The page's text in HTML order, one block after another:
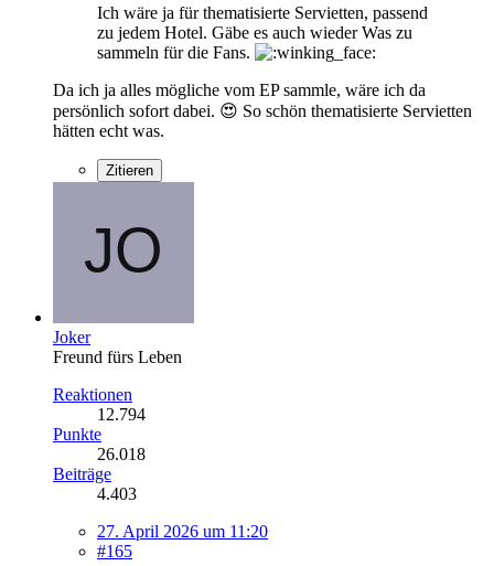
Ich wäre ja für thematisierte Servietten, passend
zu jedem Hotel. Gäbe es auch wieder Was zu
sammeln für die Fans.
Da ich ja alles mögliche vom EP sammle, wäre ich da
persönlich sofort dabei. 😍 So schön thematisierte Servietten
hätten echt was.
Zitieren
Joker
Freund fürs Leben
Reaktionen
12.794
Punkte
26.018
Beiträge
4.403
27. April 2026 um 11:20
#165